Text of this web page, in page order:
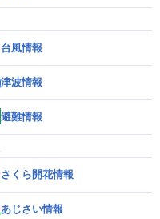
台風情報
津波情報
避難情報
さくら開花情報
あじさい情報